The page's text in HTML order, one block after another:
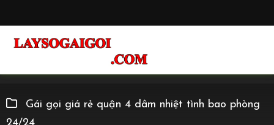
Gái gọi giá rẻ quận 4 dâm nhiệt tình bao phòng